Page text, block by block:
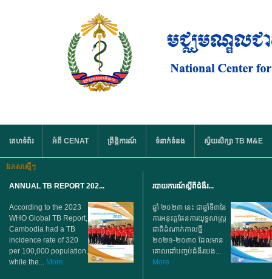
គេហទំព័រ
អំពី CENAT ព្រឹត្តិការណ៍ ទំនាក់ទំនង ស្វ័យសិក្សា TB M&E
ឯកសារថ្មីៗ
ANNUAL TB REPORT 202...
According to the 2023
WHO Global TB Report,
Cambodia had a TB
incidence rate of 320
per 100,000 population,
while the... More
របាយការណ៍ស្តីពីជំងឺរ...
ឆ្នាំ ២០២៣ នេះ ជាឆ្នាំទី៣នៃ
ការអនុវត្តផែនការយុទ្ធសាស្ត្រ
ជាតិដំណាក់កាលថ្មី
២០២១-២០៣០ ដែលមាន
គោលដៅបញ្ចប់ជំងឺរបេង...
More